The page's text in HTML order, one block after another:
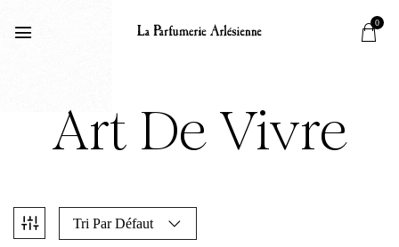
0
Art De Vivre
Tri Par Défaut